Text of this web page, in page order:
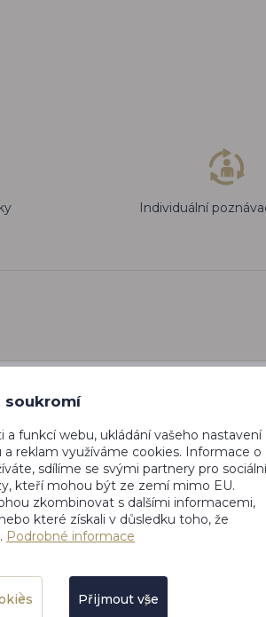
Individuální
soukromí
a funkcí webu, ukládání vašeho nastavení
a reklam využíváme cookies. Informace o
sdílíme se svými partnery pro
kteří mohou být ze zemí mimo EU.
zkombinovat s dalšími informacemi,
které získali v důsledku toho, že
Podrobné informace
Přijmout vše